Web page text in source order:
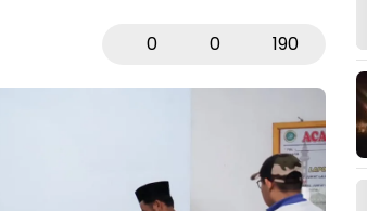
0 0 190